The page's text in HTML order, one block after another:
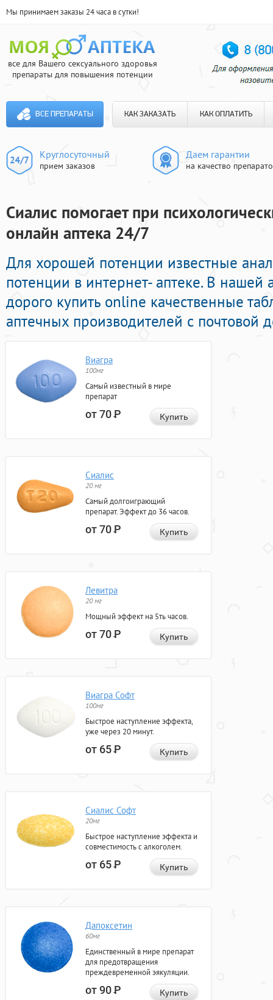
Мы принимаем заказы 24 часа в сутки!
все для Вашего сексуального здоровья
препараты для повышения потенции
ВСЕ ПРЕПАРАТЫ КАК ЗАКАЗАТЬ КАК ОПЛАТИТЬ
Круглосуточный
прием заказов
Даем гарантии
на качество
Сиалис помогает при
онлайн аптека 24/7
Для хорошей потенции известные
потенции в интернет- аптеке. В
дорого купить online качественные
аптечных производителей с почтовой
Виагра
100мг
Самый известный в мире
препарат
от 70Р Купить
Сиалис
20 мг
Самый долгоиграющий
препарат. Эффект до 36 часов.
от 70Р Купить
Левитра
20 мг
Мощный эффект на 5ть часов.
от 70Р Купить
Виагра Софт
100мг
Быстрое наступление эффекта,
уже через 20 минут.
от 65Р Купить
Сиалис Софт
20мг
Быстрое наступление эффекта и
совместимость с алкоголем.
от 65Р Купить
Дапоксетин
60мг
Единственный в мире препарат
для предотвращения
преждевременной эякуляции.
от 90Р Купить